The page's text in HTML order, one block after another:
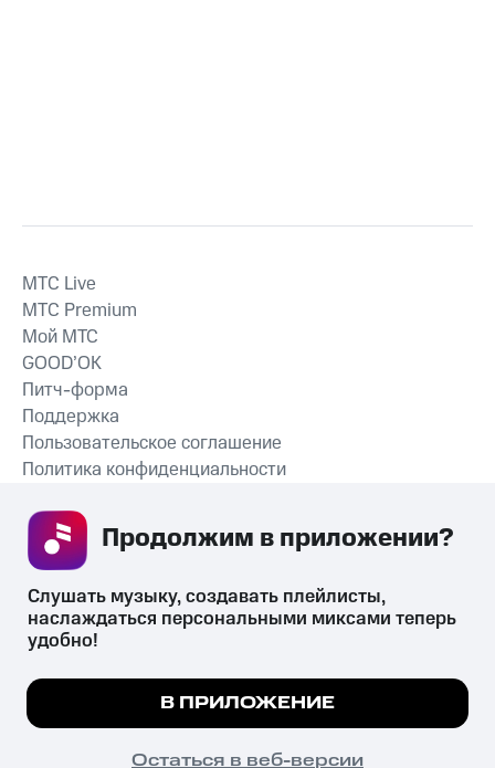
СКАЧАТЬ ПРИЛОЖЕНИЕ
MTС Live
MTС Premium
Мой МТС
GOOD’OK
Питч-форма
Поддержка
Пользовательское соглашение
Политика конфиденциальности
психотропных веществ, их аналогов причиняет вред здоровью,
их незаконный оборот запрещён и влечёт установленную
законодательством ответственность.
© 2026 ООО «КИОН».
Мы используем куки, чтобы на сайте все
Подробнее
ПОНЯТНО
Слушать музыку, создавать плейлисты,
наслаждаться персональными миксами теперь
удобно!
В ПРИЛОЖЕНИЕ
Остаться в веб-версии